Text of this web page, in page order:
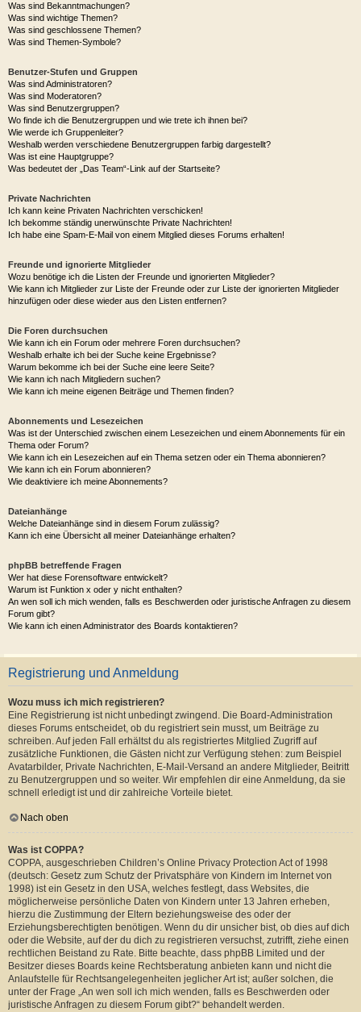
Was sind Bekanntmachungen?
Was sind wichtige Themen?
Was sind geschlossene Themen?
Was sind Themen-Symbole?
Benutzer-Stufen und Gruppen
Was sind Administratoren?
Was sind Moderatoren?
Was sind Benutzergruppen?
Wo finde ich die Benutzergruppen und wie trete ich ihnen bei?
Wie werde ich Gruppenleiter?
Weshalb werden verschiedene Benutzergruppen farbig dargestellt?
Was ist eine Hauptgruppe?
Was bedeutet der „Das Team“-Link auf der Startseite?
Private Nachrichten
Ich kann keine Privaten Nachrichten verschicken!
Ich bekomme ständig unerwünschte Private Nachrichten!
Ich habe eine Spam-E-Mail von einem Mitglied dieses Forums erhalten!
Freunde und ignorierte Mitglieder
Wozu benötige ich die Listen der Freunde und ignorierten Mitglieder?
Wie kann ich Mitglieder zur Liste der Freunde oder zur Liste der ignorierten Mitglieder
hinzufügen oder diese wieder aus den Listen entfernen?
Die Foren durchsuchen
Wie kann ich ein Forum oder mehrere Foren durchsuchen?
Weshalb erhalte ich bei der Suche keine Ergebnisse?
Warum bekomme ich bei der Suche eine leere Seite?
Wie kann ich nach Mitgliedern suchen?
Wie kann ich meine eigenen Beiträge und Themen finden?
Abonnements und Lesezeichen
Was ist der Unterschied zwischen einem Lesezeichen und einem Abonnements für ein
Thema oder Forum?
Wie kann ich ein Lesezeichen auf ein Thema setzen oder ein Thema abonnieren?
Wie kann ich ein Forum abonnieren?
Wie deaktiviere ich meine Abonnements?
Dateianhänge
Welche Dateianhänge sind in diesem Forum zulässig?
Kann ich eine Übersicht all meiner Dateianhänge erhalten?
phpBB betreffende Fragen
Wer hat diese Forensoftware entwickelt?
Warum ist Funktion x oder y nicht enthalten?
An wen soll ich mich wenden, falls es Beschwerden oder juristische Anfragen zu diesem
Forum gibt?
Wie kann ich einen Administrator des Boards kontaktieren?
Registrierung und Anmeldung
Wozu muss ich mich registrieren?
Eine Registrierung ist nicht unbedingt zwingend. Die Board-Administration
dieses Forums entscheidet, ob du registriert sein musst, um Beiträge zu
schreiben. Auf jeden Fall erhältst du als registriertes Mitglied Zugriff auf
zusätzliche Funktionen, die Gästen nicht zur Verfügung stehen: zum Beispiel
Avatarbilder, Private Nachrichten, E-Mail-Versand an andere Mitglieder, Beitritt
zu Benutzergruppen und so weiter. Wir empfehlen dir eine Anmeldung, da sie
schnell erledigt ist und dir zahlreiche Vorteile bietet.
Nach oben
Was ist COPPA?
COPPA, ausgeschrieben Children’s Online Privacy Protection Act of 1998
(deutsch: Gesetz zum Schutz der Privatsphäre von Kindern im Internet von
1998) ist ein Gesetz in den USA, welches festlegt, dass Websites, die
möglicherweise persönliche Daten von Kindern unter 13 Jahren erheben,
hierzu die Zustimmung der Eltern beziehungsweise des oder der
Erziehungsberechtigten benötigen. Wenn du dir unsicher bist, ob dies auf dich
oder die Website, auf der du dich zu registrieren versuchst, zutrifft, ziehe einen
rechtlichen Beistand zu Rate. Bitte beachte, dass phpBB Limited und der
Besitzer dieses Boards keine Rechtsberatung anbieten kann und nicht die
Anlaufstelle für Rechtsangelegenheiten jeglicher Art ist; außer solchen, die
unter der Frage „An wen soll ich mich wenden, falls es Beschwerden oder
juristische Anfragen zu diesem Forum gibt?“ behandelt werden.